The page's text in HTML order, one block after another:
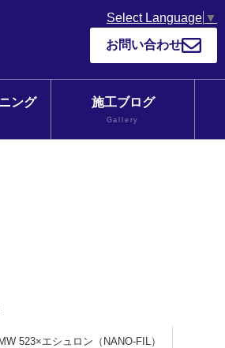
Select Language ▼
お問い合わせ
ング 施工ブログ
Gallery
523×エシュロン（NANO-FIL）